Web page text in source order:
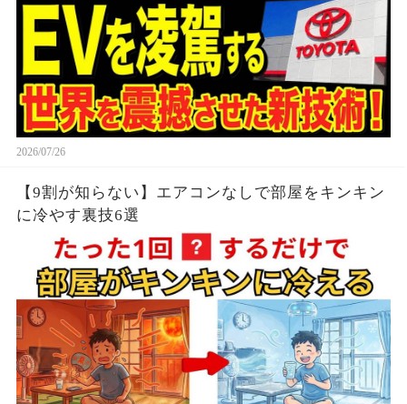
2026/07/26
【9割が知らない】エアコンなしで部屋をキンキン
に冷やす裏技6選